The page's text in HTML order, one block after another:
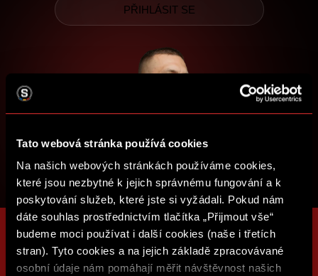
Tato webová stránka používá cookies
Na našich webových stránkách používáme cookies,
které jsou nezbytné k jejich správnému fungování a k
poskytování služeb, které jste si vyžádali. Pokud nám
dáte souhlas prostřednictvím tlačítka „Přijmout vše“
budeme moci používat i další cookies (naše i třetích
stran). Tyto cookies a na jejich základě zpracovávané
osobní údaje nám pomáhají měřit návštěvnost našich
PŘIHLÁSIT SE